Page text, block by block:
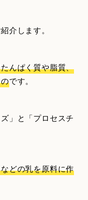
介します。
んぱく質や脂質、
です。
」と「プロセスチ
どの乳を原料に作